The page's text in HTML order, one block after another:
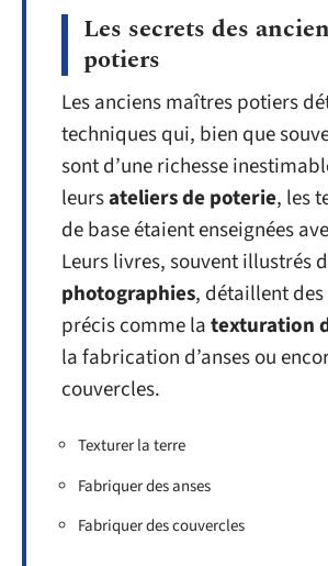
Les secrets des
potiers
Les anciens maîtres potiers
techniques qui, bien que
sont d’une richesse
leursateliers de poterie, les
de base étaient enseignées
Leurs livres, souvent illustrés
photographies, détaillent
précis comme latexturation
la fabrication d’anses ou
couvercles.
Texturer la terre
Fabriquer des anses
Fabriquer des couvercles